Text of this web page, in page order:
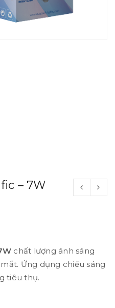
– 7W
chất lượng ánh sáng
Ứng dụng chiếu sáng
tiêu thụ.